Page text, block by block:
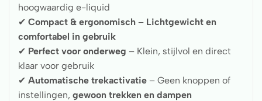
hoogwaardig e-liquid
✔ Compact & ergonomisch – Lichtgewicht en
comfortabel in gebruik
✔ Perfect voor onderweg – Klein, stijlvol en direct
klaar voor gebruik
✔ Automatische trekactivatie – Geen knoppen of
instellingen, gewoon trekken en dampen